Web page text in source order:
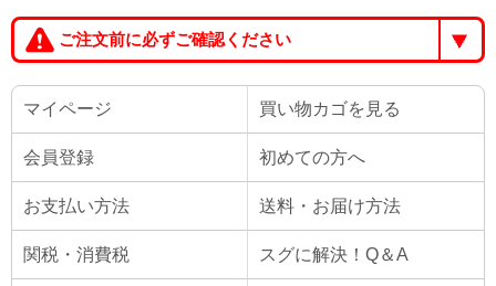
ご注文前に必ずご確認ください
マイページ 買い物カゴを見る
会員登録 初めての方へ
お支払い方法 送料・お届け方法
関税・消費税 スグに解決！Q＆A